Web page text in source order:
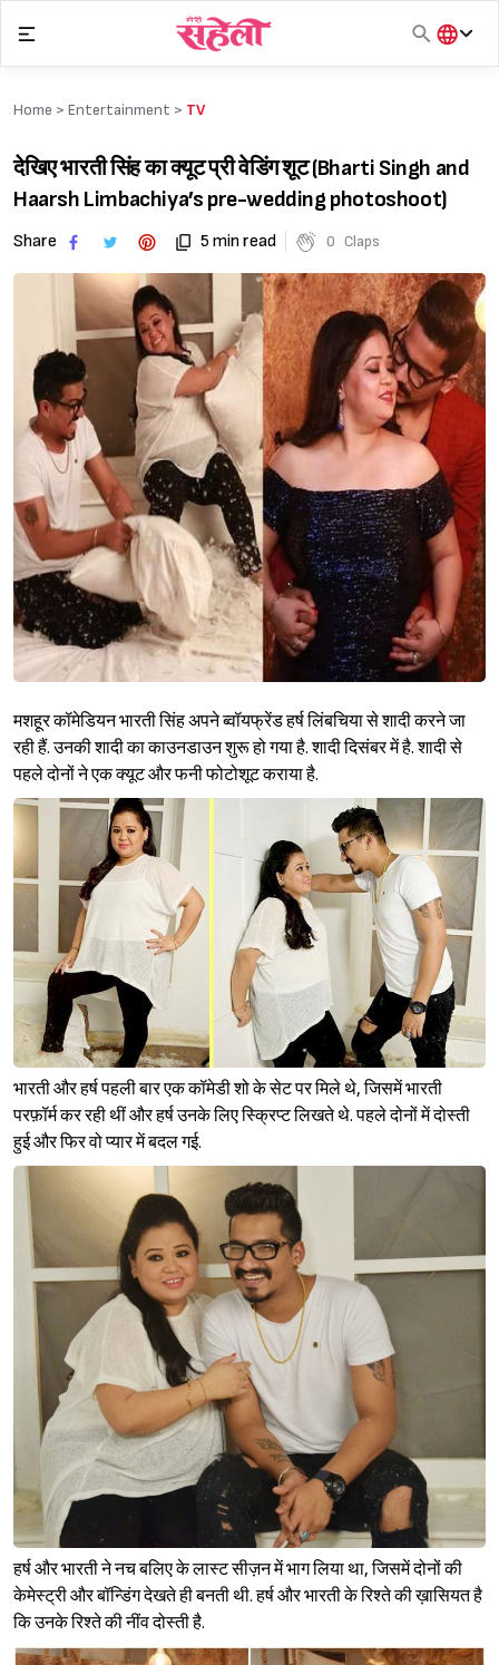
content
हिंदी
Home > Entertainment > TV
देखिए भारती सिंह का क्यूट प्री वेडिंग शूट (Bharti Singh and
Haarsh Limbachiya’s pre-wedding photoshoot)
Share 5 min read 0 Claps
मशहूर कॉमेडियन भारती सिंह अपने ब्वॉयफ्रेंड हर्ष लिंबचिया से शादी करने जा
रही हैं. उनकी शादी का काउनडाउन शुरू हो गया है. शादी दिसंबर में है. शादी से
पहले दोनों ने एक क्यूट और फनी फोटोशूट कराया है.
भारती और हर्ष पहली बार एक कॉमेडी शो के सेट पर मिले थे, जिसमें भारती
परफ़ॉर्म कर रही थीं और हर्ष उनके लिए स्क्रिप्ट लिखते थे. पहले दोनों में दोस्ती
हुई और फिर वो प्यार में बदल गई.
हर्ष और भारती ने नच बलिए के लास्ट सीज़न में भाग लिया था, जिसमें दोनों की
केमेस्ट्री और बॉन्डिंग देखते ही बनती थी. हर्ष और भारती के रिश्ते की ख़ासियत है
कि उनके रिश्ते की नींव दोस्ती है.